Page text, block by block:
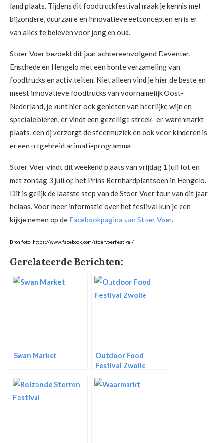
land plaats. Tijdens dit foodtruckfestival maak je kennis met
bijzondere, duurzame en innovatieve eetconcepten en is er
van alles te beleven voor jong en oud.
Stoer Voer bezoekt dit jaar achtereenvolgend Deventer,
Enschede en Hengelo met een bonte verzameling van
foodtrucks en activiteiten. Niet alleen vind je hier de beste en
meest innovatieve foodtrucks van voornamelijk Oost-
Nederland, je kunt hier ook genieten van heerlijke wijn en
speciale bieren, er vindt een gezellige streek- en warenmarkt
plaats, een dj verzorgt de sfeermuziek en ook voor kinderen is
er een uitgebreid animatieprogramma.
Stoer Voer vindt dit weekend plaats van vrijdag 1 juli tot en
met zondag 3 juli op het Prins Bernhardplantsoen in Hengelo.
Dit is gelijk de laatste stop van de Stoer Voer tour van dit jaar
helaas. Voor meer informatie over het festival kun je een
kijkje nemen op de Facebookpagina van Stoer Voer.
Bron foto: https://www.facebook.com/stoervoerfestival/
Gerelateerde Berichten:
Swan Market
Outdoor Food
Festival Zwolle